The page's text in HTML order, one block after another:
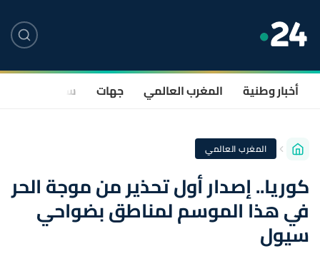
أخبار وطنية المغرب العالمي جهات سياسة
المغرب العالمي
كوريا.. إصدار أول تحذير من موجة الحر
في هذا الموسم لمناطق بضواحي
سيول